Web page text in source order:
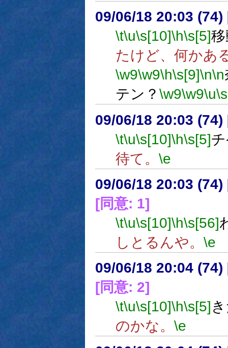
09/06/18 20:03 (74)
\t\u\s[10]\h\s[5]
たけど、何かあ
\w9\w9\h\s[9]\n\n
テン？ \w9\w9\u
09/06/18 20:03 (74)
\t\u\s[10]\h\s[5]
待て。 \e
09/06/18 20:03 (74)
[同意: 1]
\t\u\s[10]\h\s[56]
しとるんや。 \e
09/06/18 20:04 (74)
[同意: 2]
\t\u\s[10]\h\s[5]
のかな。 \e